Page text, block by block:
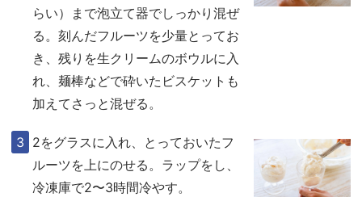
らい）まで泡立て器でしっかり混ぜ
る。刻んだフルーツを少量とってお
き、残りを生クリームのボウルに入
れ、麺棒などで砕いたビスケットも
加えてさっと混ぜる。
2をグラスに入れ、とっておいたフ
ルーツを上にのせる。ラップをし、
冷凍庫で2〜3時間冷やす。